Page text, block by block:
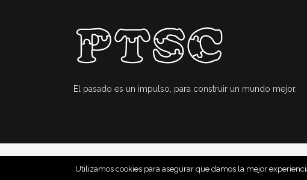
El pasado es un impulso, para construir un mundo mejor.
Utilizamos cookies para asegurar que damos la mejor